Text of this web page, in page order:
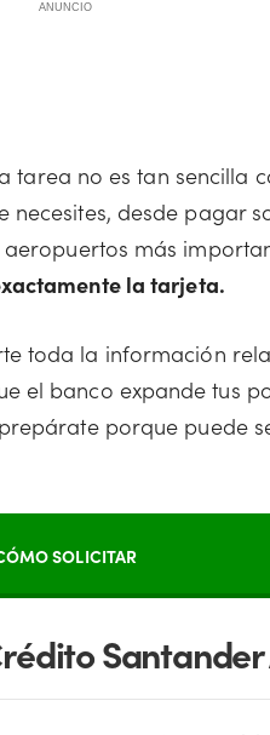
ANUNCIO
tarea no es tan sencilla
desde pagar
aeropuertos más
la tarjeta.
toda la información
el banco expande tus
porque puede
SOLICITAR